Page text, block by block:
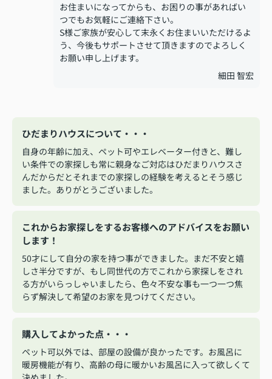
お住まいになってからも、お困りの事があればい
つでもお気軽にご連絡下さい。
S様ご家族が安心して末永くお住まいいただけるよ
う、今後もサポートさせて頂きますのでよろしく
お願い申し上げます。
細田 智宏
ひだまりハウスについて・・・
自身の年齢に加え、ペット可やエレベーター付きと、難し
い条件での家探しも常に親身なご対応はひだまりハウスさ
んだからだとそれまでの家探しの経験を考えるとそう感じ
ました。ありがとうございました。
これからお家探しをするお客様へのアドバイスをお願い
します！
50才にして自分の家を持つ事ができました。まだ不安と嬉
しさ半分ですが、もし同世代の方でこれから家探しをされ
る方がいらっしゃいましたら、色々不安な事も一つ一つ焦
らず解決して希望のお家を見つけてください。
購入してよかった点・・・
ペット可以外では、部屋の設備が良かったです。お風呂に
暖房機能が有り、高齢の母に暖かいお風呂に入って欲しくて